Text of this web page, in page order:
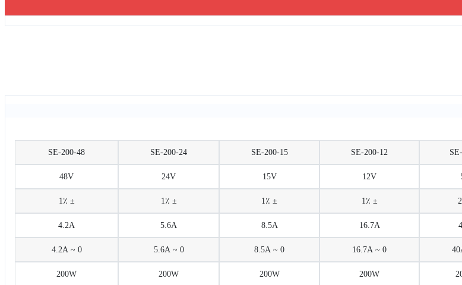
SE-200-12
SE-200-15
SE-200-24
SE-200-48
12V
15V
24V
48V
± 1٪ ± 1٪ ± 1٪ ± 1٪
16.7A
8.5A
5.6A
4.2A
0 ~ 16.7A
0 ~ 8.5A
0 ~ 5.6A
0 ~ 4.2A
200W
200W
200W
200W